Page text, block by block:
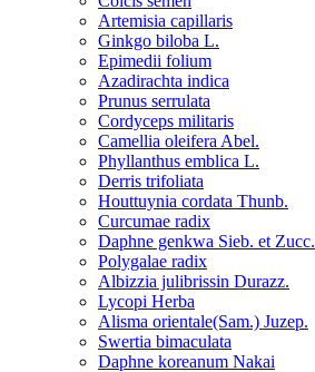
Artemisia capillaris
Ginkgo biloba L.
Epimedii folium
Azadirachta indica
Prunus serrulata
Cordyceps militaris
Camellia oleifera Abel.
Phyllanthus emblica L.
Derris trifoliata
Houttuynia cordata Thunb.
Curcumae radix
Daphne genkwa Sieb. et Zucc.
Polygalae radix
Albizzia julibrissin Durazz.
Lycopi Herba
Alisma orientale(Sam.) Juzep.
Swertia bimaculata
Daphne koreanum Nakai